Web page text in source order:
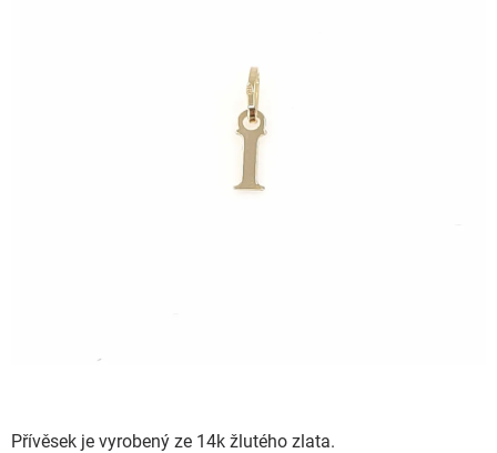
Přívěsek je vyrobený ze 14k žlutého zlata.